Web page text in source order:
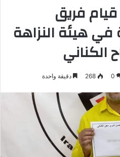
فريق
في هيئة النزاهة
الكناني
0
268 دقيقة واحدة